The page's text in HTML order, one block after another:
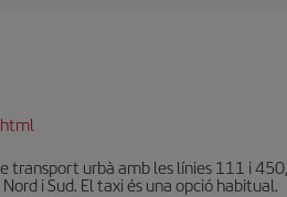
urbà amb les línies 111 i
i Sud. El taxi és una opció habitual.